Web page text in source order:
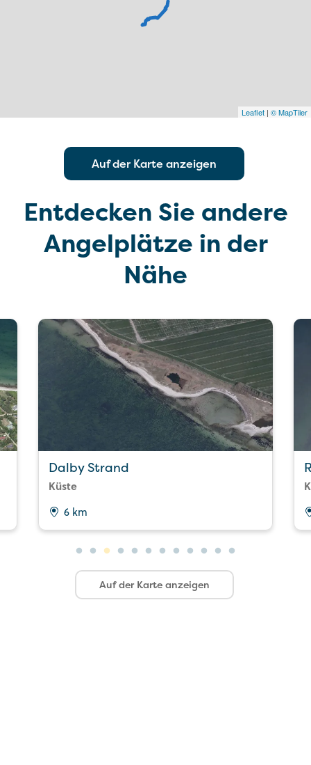
Leaflet | © MapTiler
Auf der Karte anzeigen
Entdecken Sie andere
Angelplätze in der
Nähe
Dalby Strand
Küste
6 km
Auf der Karte anzeigen